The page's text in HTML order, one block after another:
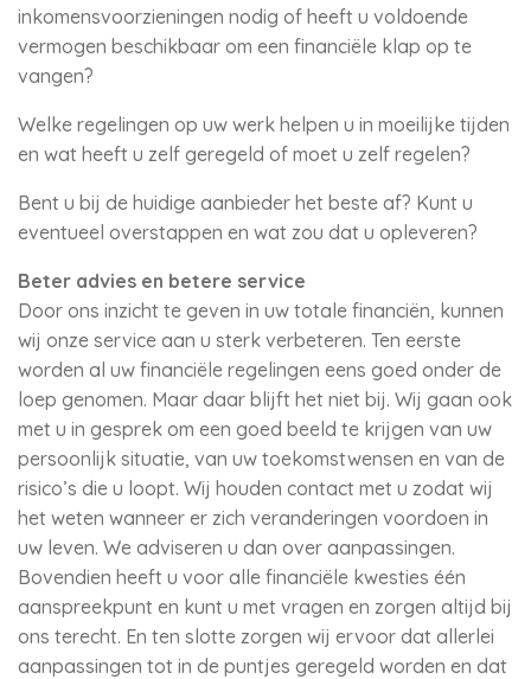
inkomensvoorzieningen nodig of heeft u voldoende
vermogen beschikbaar om een financiële klap op te
vangen?
Welke regelingen op uw werk helpen u in moeilijke tijden
en wat heeft u zelf geregeld of moet u zelf regelen?
Bent u bij de huidige aanbieder het beste af? Kunt u
eventueel overstappen en wat zou dat u opleveren?
Beter advies en betere service
Door ons inzicht te geven in uw totale financiën, kunnen
wij onze service aan u sterk verbeteren. Ten eerste
worden al uw financiële regelingen eens goed onder de
loep genomen. Maar daar blijft het niet bij. Wij gaan ook
met u in gesprek om een goed beeld te krijgen van uw
persoonlijk situatie, van uw toekomstwensen en van de
risico’s die u loopt. Wij houden contact met u zodat wij
het weten wanneer er zich veranderingen voordoen in
uw leven. We adviseren u dan over aanpassingen.
Bovendien heeft u voor alle financiële kwesties één
aanspreekpunt en kunt u met vragen en zorgen altijd bij
ons terecht. En ten slotte zorgen wij ervoor dat allerlei
aanpassingen tot in de puntjes geregeld worden en dat